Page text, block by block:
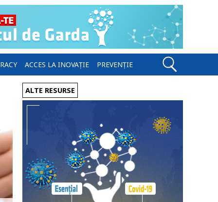
ACCES LA INOVAȚIE PREVENȚIE
ALTE RESURSE